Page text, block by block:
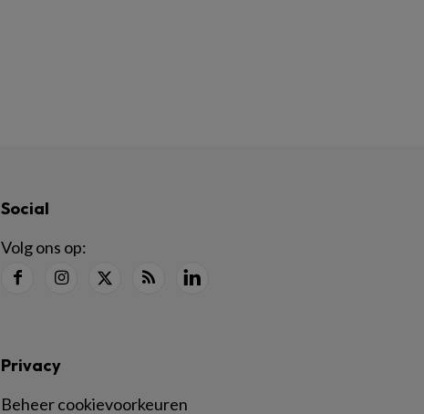
Social
Volg ons op:
Privacy
Beheer cookievoorkeuren